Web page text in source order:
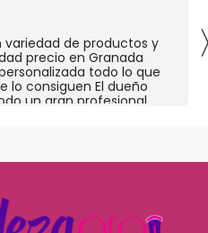
variedad de productos y
precio en Granada
todo lo que
lo consiguen El dueño
un gran profesional